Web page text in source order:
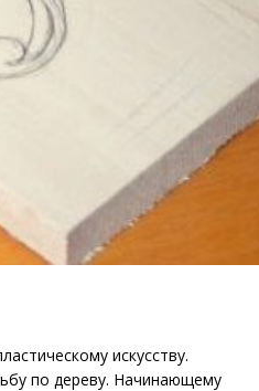
искусству.
по дереву. Начинающему